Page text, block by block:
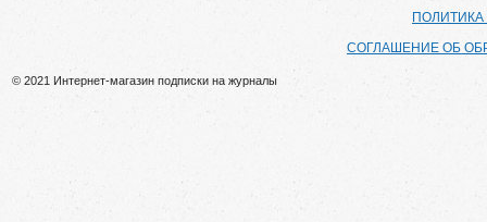
СОГЛАШЕНИЕ ОБ
© 2021 Интернет-магазин подписки на журналы